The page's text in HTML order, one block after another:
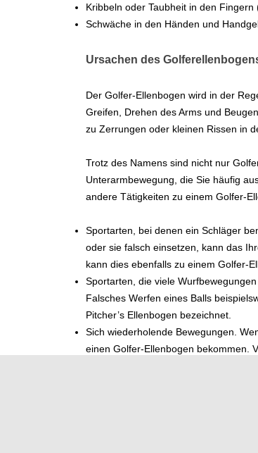
Kribbeln oder Taubheit in den
Schwäche in den Händen und
Ursachen des
Der Golfer-Ellenbogen wird in der
Greifen, Drehen des Arms und
zu Zerrungen oder kleinen Rissen in
Trotz des Namens sind nicht nur
Unterarmbewegung, die Sie häufig
andere Tätigkeiten zu einem Golfer-
Sportarten, bei denen ein Schläger
oder sie falsch einsetzen, kann das
kann dies ebenfalls zu einem Golfer-
Sportarten, die viele
Falsches Werfen eines Balls
Pitcher’s Ellenbogen bezeichnet.
Sich wiederholende Bewegungen.
einen Golfer-Ellenbogen bekommen.